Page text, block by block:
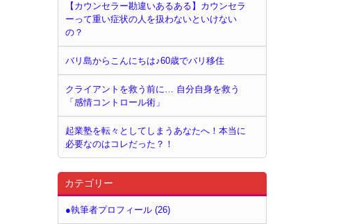
【カウンセラー勘違いあるある】カウンセラ
ーって重い症状の人を扱わないといけない
の？
バリ島からこんにちは♪60歳でバリ移住
クライアントを救う前に… 自分自身を救う
「感情コントロール術」
起業塾を転々としてしまうあなたへ！本当に
必要なのはコレだった？！
カテゴリー
●執筆者プロフィール (26)